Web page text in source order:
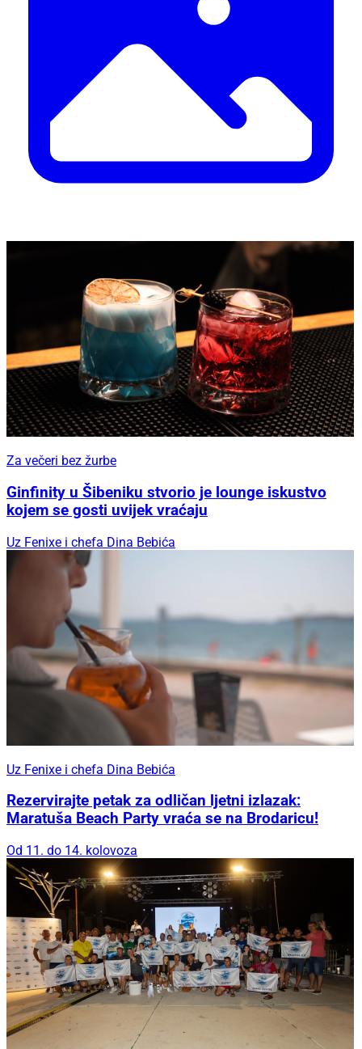
Za večeri bez žurbe
Ginfinity u Šibeniku stvorio je lounge iskustvo
kojem se gosti uvijek vraćaju
Uz Fenixe i chefa Dina Bebića
Uz Fenixe i chefa Dina Bebića
Rezervirajte petak za odličan ljetni izlazak:
Maratuša Beach Party vraća se na Brodaricu!
Od 11. do 14. kolovoza